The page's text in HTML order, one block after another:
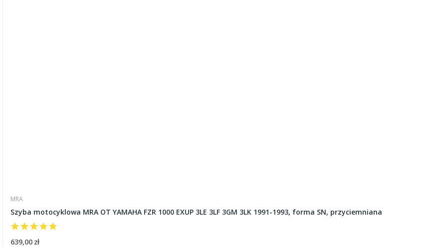
MRA
Szyba motocyklowa MRA OT YAMAHA FZR 1000 EXUP 3LE 3LF 3GM 3LK 1991-1993, forma SN, przyciemniana
639,00 zł